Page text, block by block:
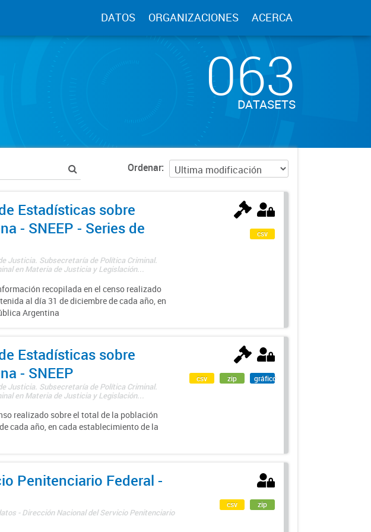
DATOS ORGANIZACIONES ACERCA
063
DATASETS
Ordenar
Estadísticas sobre
- SNEEP - Series de
Justicia. Subsecretaría de Política Criminal.
en Materia de Justicia y Legislación...
recopilada en el censo realizado
al día 31 de diciembre de cada año, en
Argentina
csv
Estadísticas sobre
- SNEEP
Justicia. Subsecretaría de Política Criminal.
en Materia de Justicia y Legislación...
realizado sobre el total de la población
cada año, en cada establecimiento de la
csv zip gráfico
Penitenciario Federal -
- Dirección Nacional del Servicio Penitenciario
csv zip